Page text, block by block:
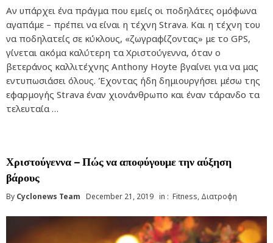
Αν υπάρχει ένα πράγμα που εμείς οι ποδηλάτες ομόφωνα
αγαπάμε – πρέπει να είναι η τέχνη Strava. Και η τέχνη του
να ποδηλατείς σε κύκλους, «ζωγραφίζοντας» με το GPS,
γίνεται ακόμα καλύτερη τα Χριστούγεννα, όταν ο
βετεράνος καλλιτέχνης Anthony Hoyte βγαίνει για να μας
εντυπωσιάσει όλους. Έχοντας ήδη δημιουργήσει μέσω της
εφαρμογής Strava έναν χιονάνθρωπο και έναν τάρανδο τα
τελευταία …
Χριστούγεννα – Πώς να αποφύγουμε την αύξηση
βάρους
By Cyclonews Team December 21, 2019 in : Fitness, Διατροφη